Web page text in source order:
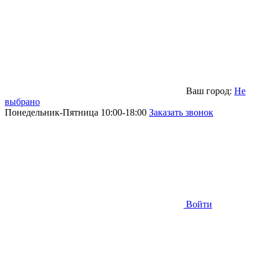
Ваш город: Не
выбрано
Понедельник-Пятница 10:00-18:00 Заказать звонок
Войти